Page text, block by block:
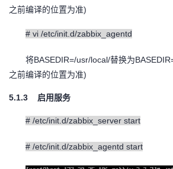
之前编译的位置为准)
# vi /etc/init.d/zabbix_agentd
将BASEDIR=/usr/local/替换为
之前编译的位置为准)
5.1.3 启用服务
# /etc/init.d/zabbix_server start
# /etc/init.d/zabbix_agentd start